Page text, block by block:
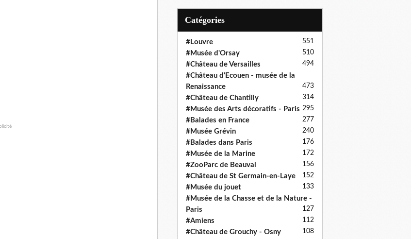
Catégories
#Louvre 551
#Musée d'Orsay 510
#Château de Versailles 494
#Château d'Ecouen - musée de la
Renaissance
473
#Château de Chantilly 314
#Musée des Arts décoratifs - Paris 295
#Balades en France 277
#Musée Grévin 240
#Balades dans Paris 176
#Musée de la Marine 172
#ZooParc de Beauval 156
#Château de St Germain-en-Laye 152
#Musée du jouet 133
#Musée de la Chasse et de la Nature -
Paris
127
#Amiens 112
#Château de Grouchy - Osny 108